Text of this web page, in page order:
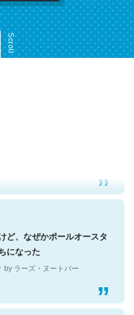
Scroll
ーなんだろうなと凄く思
文もお勧め。自分はこの流
Covid hit. Shit.
ラーズ・ヌートバー
ど、なぜかポールオースタ
になった
ラーズ・ヌートバー